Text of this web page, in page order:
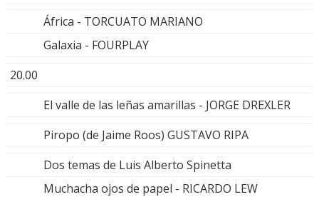
África - TORCUATO MARIANO
Galaxia - FOURPLAY
20.00
El valle de las leñas amarillas - JORGE DREXLER
Piropo (de Jaime Roos) GUSTAVO RIPA
Dos temas de Luis Alberto Spinetta
Muchacha ojos de papel - RICARDO LEW